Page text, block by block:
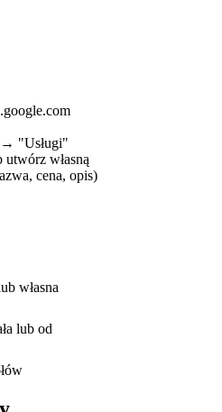
"Usługi"
utwórz własną
cena, opis)
własna
lub od